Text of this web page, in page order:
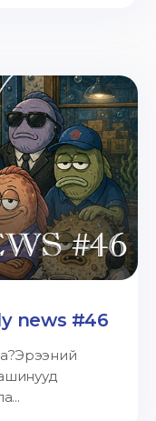
news #46